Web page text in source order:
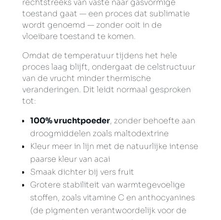
rechtstreeks van vaste naar gasvormige
toestand gaat — een proces dat sublimatie
wordt genoemd — zonder ooit in de
vloeibare toestand te komen.
Omdat de temperatuur tijdens het hele
proces laag blijft, ondergaat de celstructuur
van de vrucht minder thermische
veranderingen. Dit leidt normaal gesproken
tot:
100% vruchtpoeder, zonder behoefte aan
droogmiddelen zoals maltodextrine
Kleur meer in lijn met de natuurlijke intense
paarse kleur van acai
Smaak dichter bij vers fruit
Grotere stabiliteit van warmtegevoelige
stoffen, zoals vitamine C en anthocyanines
(de pigmenten verantwoordelijk voor de